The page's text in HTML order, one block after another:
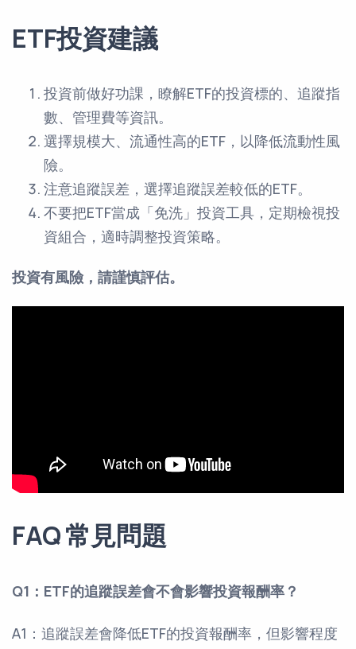
ETF投資建議
投資前做好功課，瞭解ETF的投資標的、追蹤指
數、管理費等資訊。
選擇規模大、流通性高的ETF，以降低流動性風
險。
注意追蹤誤差，選擇追蹤誤差較低的ETF。
不要把ETF當成「免洗」投資工具，定期檢視投
資組合，適時調整投資策略。
投資有風險，請謹慎評估。
FAQ 常見問題
Q1：ETF的追蹤誤差會不會影響投資報酬率？
A1：追蹤誤差會降低ETF的投資報酬率，但影響程度